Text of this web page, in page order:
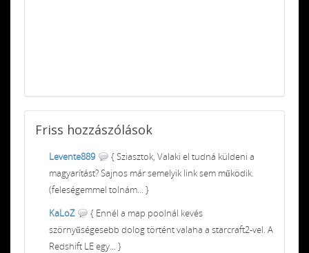
Friss hozzászólások
Levente889
{ Sziasztok, Valaki el tudná küldeni a
magyarítást? Sajnos már semelyik link sem működik.
(feleségemmel tolnám... }
KaLoZ
{ Ennél a map poolnál kevés
szörnyűségesebb dolog történt valaha a starcraft2-vel. A
Redshift LE egy... }